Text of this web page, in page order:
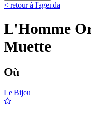
< retour à l'agenda
L'Homme
Muette
Où
Le Bijou